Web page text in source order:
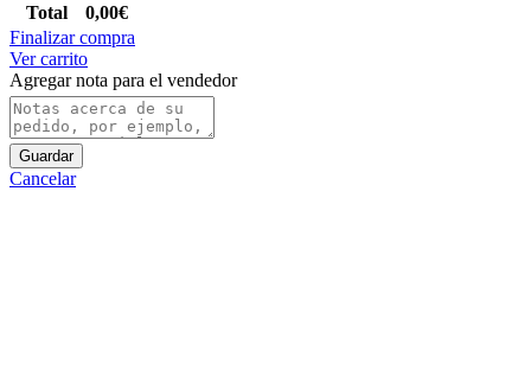
Total
0,00€
Finalizar compra
Ver carrito
Agregar nota para el vendedor
Guardar
Cancelar